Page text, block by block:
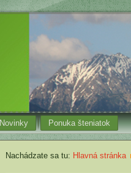
Novinky Ponuka šteniatok
Nachádzate sa tu: Hlavná stránka